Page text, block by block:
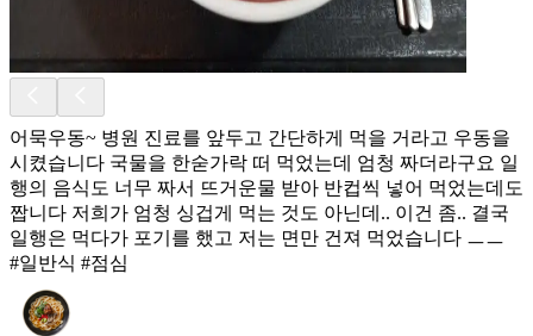
어묵우동~ 병원 진료를 앞두고 간단하게 먹을 거라고 우동을
시켰습니다 국물을 한숟가락 떠 먹었는데 엄청 짜더라구요 일
행의 음식도 너무 짜서 뜨거운물 받아 반컵씩 넣어 먹었는데도
짭니다 저희가 엄청 싱겁게 먹는 것도 아닌데.. 이건 좀.. 결국
일행은 먹다가 포기를 했고 저는 면만 건져 먹었습니다 ㅡㅡ
#일반식 #점심